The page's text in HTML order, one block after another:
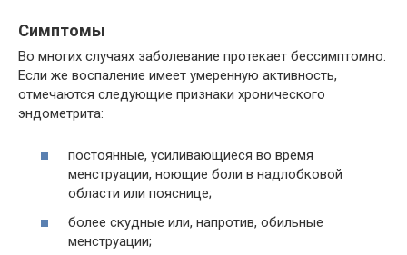
Симптомы
Во многих случаях заболевание протекает бессимптомно.
Если же воспаление имеет умеренную активность,
отмечаются следующие признаки хронического
эндометрита:
постоянные, усиливающиеся во время
менструации, ноющие боли в надлобковой
области или пояснице;
более скудные или, напротив, обильные
менструации;